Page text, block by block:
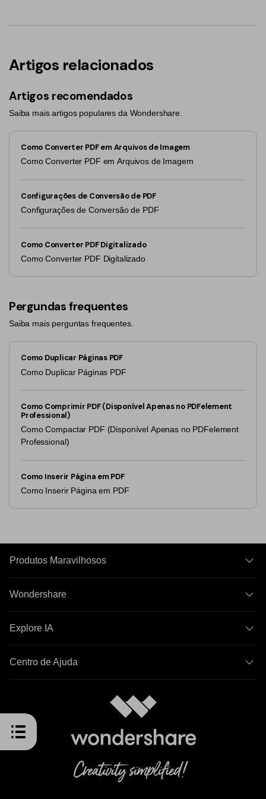
Artigos relacionados
Artigos recomendados
Saiba mais artigos populares da Wondershare.
Como Converter PDF em Arquivos de Imagem
Como Converter PDF em Arquivos de Imagem
Configurações de Conversão de PDF
Configurações de Conversão de PDF
Como Converter PDF Digitalizado
Como Converter PDF Digitalizado
Pergundas frequentes
Saiba mais perguntas frequentes.
Como Duplicar Páginas PDF
Como Duplicar Páginas PDF
Como Comprimir PDF (Disponível Apenas no PDFelement
Professional)
Como Compactar PDF (Disponível Apenas no PDFelement
Professional)
Como Inserir Página em PDF
Como Inserir Página em PDF
Produtos Maravilhosos
Wondershare
Explore IA
Centro de Ajuda